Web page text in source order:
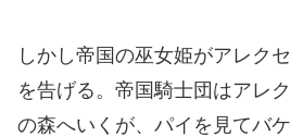
しかし帝国の巫女姫がアレク
を告げる。帝国騎士団はアレ
の森へいくが、パイを見てバ